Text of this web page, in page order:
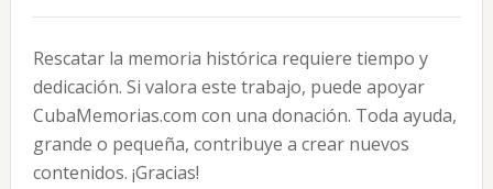
Rescatar la memoria histórica requiere tiempo y
dedicación. Si valora este trabajo, puede apoyar
CubaMemorias.com con una donación. Toda ayuda,
grande o pequeña, contribuye a crear nuevos
contenidos. ¡Gracias!